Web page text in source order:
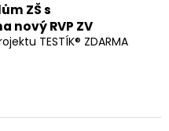
ZŠ s
nový RVP ZV
TESTÍK® ZDARMA